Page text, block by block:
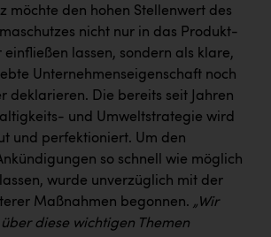
möchte den hohen Stellenwert des
nicht nur in das Produkt-
einfließen lassen, sondern als klare,
Unternehmenseigenschaft noch
deklarieren. Die bereits seit Jahren
und Umweltstrategie wird
und perfektioniert. Um den
so schnell wie möglich
wurde unverzüglich mit der
Maßnahmen begonnen. „Wir
diese wichtigen Themen